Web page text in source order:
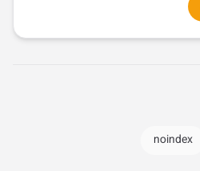
noindex